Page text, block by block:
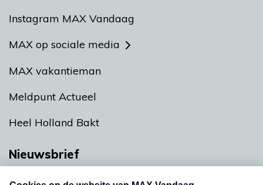
Instagram MAX Vandaag
MAX op sociale media
MAX vakantieman
Meldpunt Actueel
Heel Holland Bakt
Nieuwsbrief
Neem hier een gratis abonnement op onze